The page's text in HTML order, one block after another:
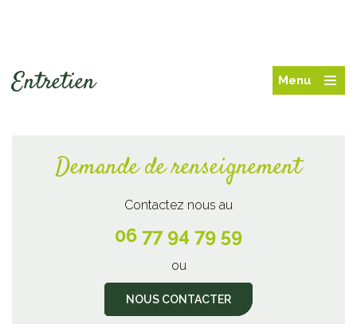
Entretien Menu
Demande de renseignement
Contactez nous au
06 77 94 79 59
ou
NOUS CONTACTER